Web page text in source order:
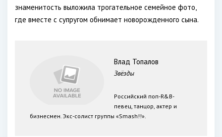
знаменитость выложила трогательное семейное фото,
где вместе с супругом обнимает новорожденного сына.
Влад Топалов
Звёзды
Российский поп-R&B-
певец, танцор, актер и
бизнесмен. Экс-солист группы «Smash!!».